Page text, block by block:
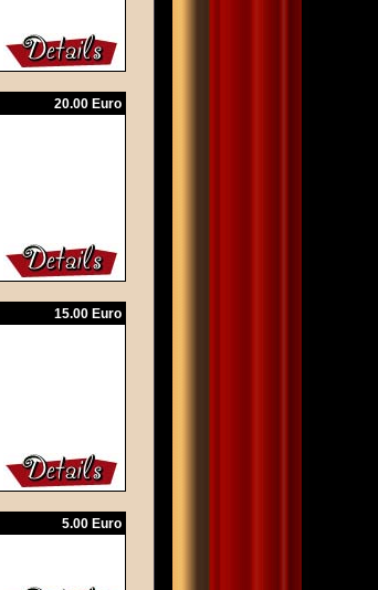
20.00 Euro
15.00 Euro
5.00 Euro